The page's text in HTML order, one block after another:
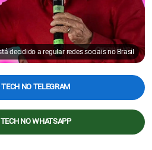
decidido a regular redes sociais no Brasil
NO TELEGRAM
NO WHATSAPP